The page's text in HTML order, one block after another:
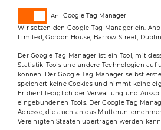
Google Tag Manager
Wir setzen den Google Tag Manager ein.
Limited, Gordon House, Barrow Street,
Der Google Tag Manager ist ein Tool, mit
Statistik-Tools und andere Technologien auf
können. Der Google Tag Manager selbst
speichert keine Cookies und nimmt keine
Er dient lediglich der Verwaltung und
eingebundenen Tools. Der Google Tag
Adresse, die auch an das
Vereinigten Staaten übertragen werden